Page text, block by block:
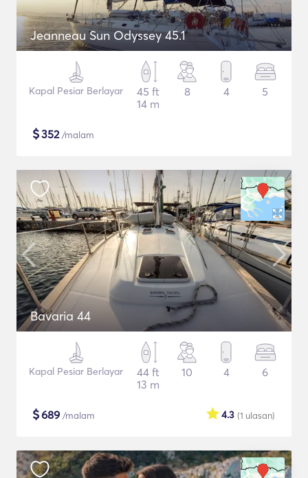
Jeanneau Sun Odyssey 45.1
Kapal Pesiar Berlayar
45 ft
14 m
8 4 5
$352/malam
Bavaria 44
Kapal Pesiar Berlayar
44 ft
13 m
10 4 6
$689 /malam (1 ulasan)
4.3